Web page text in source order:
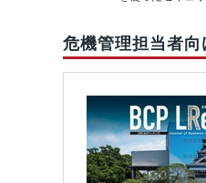
危機管理担当者